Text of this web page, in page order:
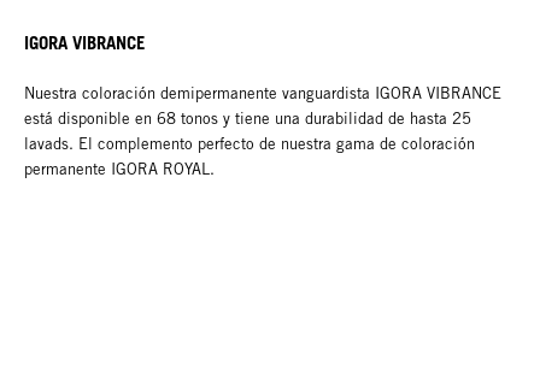
IGORA VIBRANCE
Nuestra coloración demipermanente vanguardista IGORA VIBRANCE
está disponible en 68 tonos y tiene una durabilidad de hasta 25
lavads. El complemento perfecto de nuestra gama de coloración
permanente IGORA ROYAL.